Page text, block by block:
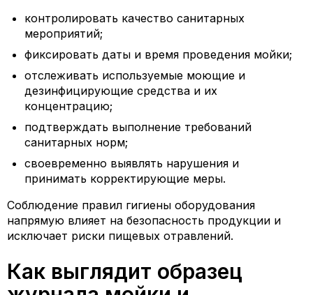
контролировать качество санитарных
мероприятий;
фиксировать даты и время проведения мойки;
отслеживать используемые моющие и
дезинфицирующие средства и их
концентрацию;
подтверждать выполнение требований
санитарных норм;
своевременно выявлять нарушения и
принимать корректирующие меры.
Соблюдение правил гигиены оборудования
напрямую влияет на безопасность продукции и
исключает риски пищевых отравлений.
Как выглядит образец